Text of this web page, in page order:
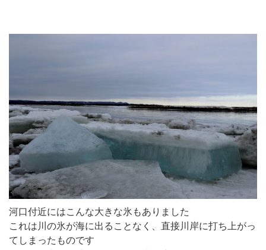
河口付近にはこんな大きな氷もありました
これは川の氷が海に出ることなく、直接川岸に打ち上がっ
てしまったものです